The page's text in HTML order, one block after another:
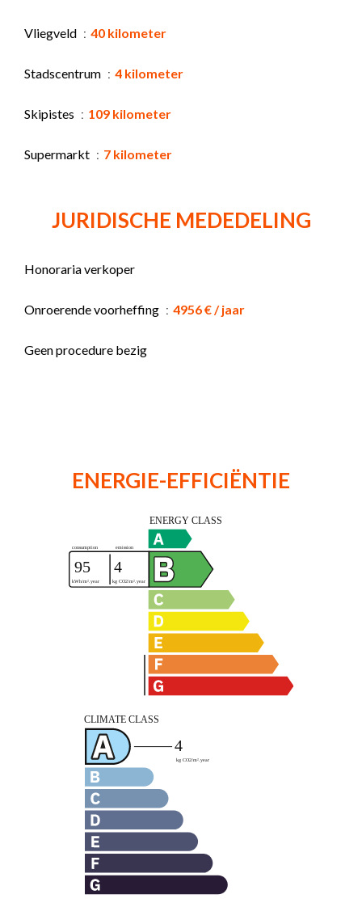
Vliegveld 40 kilometer
Stadscentrum 4 kilometer
Skipistes 109 kilometer
Supermarkt 7 kilometer
JURIDISCHE MEDEDELING
Honoraria verkoper
Onroerende voorheffing 4956 € / jaar
Geen procedure bezig
ENERGIE-EFFICIËNTIE